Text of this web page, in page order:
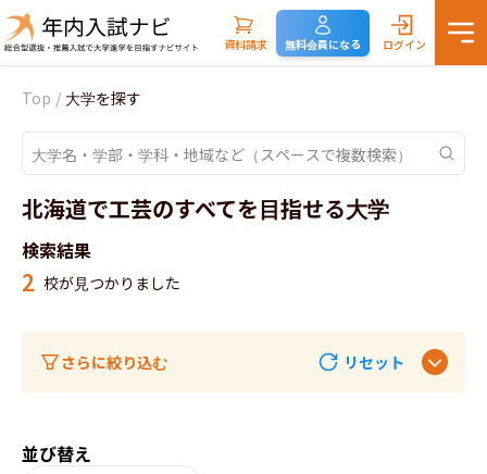
資料請求 無料会員になる ログイン
Top / 大学を探す
北海道で工芸のすべてを目指せる大学
検索結果
2 校が見つかりました
さらに絞り込む リセット
並び替え